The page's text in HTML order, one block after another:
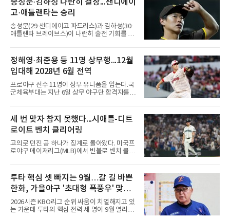
송성문·김하성 나란히 결장...샌디에이
고·애틀랜타는 승리
송성문(29·샌디에이고 파드리스)과 김하성(30·
애틀랜타 브레이브스)이 나란히 출전 기회를 잡
체이스필드에서 열린 애리조나 다이아몬드백스
와의 원정 경기에서 벤치를 지켰다. 전날 교체로
나서 1볼넷 1득점을 기록했으나 이날은 끝내 더
그아웃을 벗어나지 못했다. 시즌 성적은 55경기
타율 0.208(106타수 22안타), 1홈런, 15타점이
다. 팀은 애리조나를 5-1로 꺾고 서부지구 2위와
1경기 차로 좁혔다.김하성의 상황은 더 어렵다.
다. 지난 4일 부상자명단(IL)에서 해제돼 복귀했
지만 주전 경쟁에서 밀려난
정해영·최준용 등 11명 상무행...12월
입대해 2028년 6월 전역
프로야구 선수 11명이 상무 유니폼을 입는다.국
군체육부대는 지난 6일 상무 야구단 합격자를
10개 구단에 확인한 결과, KIA 타이거즈에서는
핵심 불펜 정해영과 우완 한재승, 내야수 윤도현
이 합격했다. 롯데 자이언츠는 오른손 불펜 최준
용과 이민석, 내야수 이호준 세 명이 이름을 올
렸고, 삼성 라이온즈에서도 좌완 이승현과 외야
수 함수호, 내야수 심재훈이 통보를 받았다.두산
베어스 투수 최지강과 키움 히어로즈 외야수 원
스, kt wiz에서는 합격자가 나오지 않았다.이들
은 올해 12월 입대해 2028
세 번 맞자 참지 못했다...시애틀-디트
로이트 벤치 클리어링
고의로 던진 공 하나가 징계로 돌아왔다. 미국프
로야구 메이저리그(MLB)에서 빈볼로 벤치 클리
이저리그 사무국은 7일(한국시간) 시애틀 매리
너스 불펜 투수 게이브 스파이어에게 3경기, 댄
윌슨 감독에게 1경기 출장 금지 처분을 내렸다.
두 사람에게는 공개되지 않은 벌금도 부과됐다.
발단은 전날 경기였다. 미국 워싱턴주 시애틀 T
모바일 파크에서 열린 디트로이트 타이거스전 8
회초, 2사 후 등판한 스파이어가 글라이버 토레
투타 핵심 셋 빠지는 9월…갈 길 바쁜
한화, 가을야구 '초대형 폭풍우' 맞는
다?
2026시즌 KBO리그 순위 싸움이 치열해지고 있
는 가운데 투타의 핵심 전력 세 명이 9월 열리는